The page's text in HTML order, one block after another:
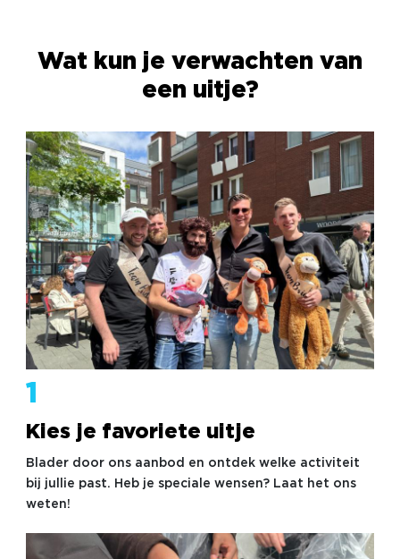
Wat kun je verwachten van
een uitje?
1
Kies je favoriete uitje
Blader door ons aanbod en ontdek welke activiteit
bij jullie past. Heb je speciale wensen? Laat het ons
weten!